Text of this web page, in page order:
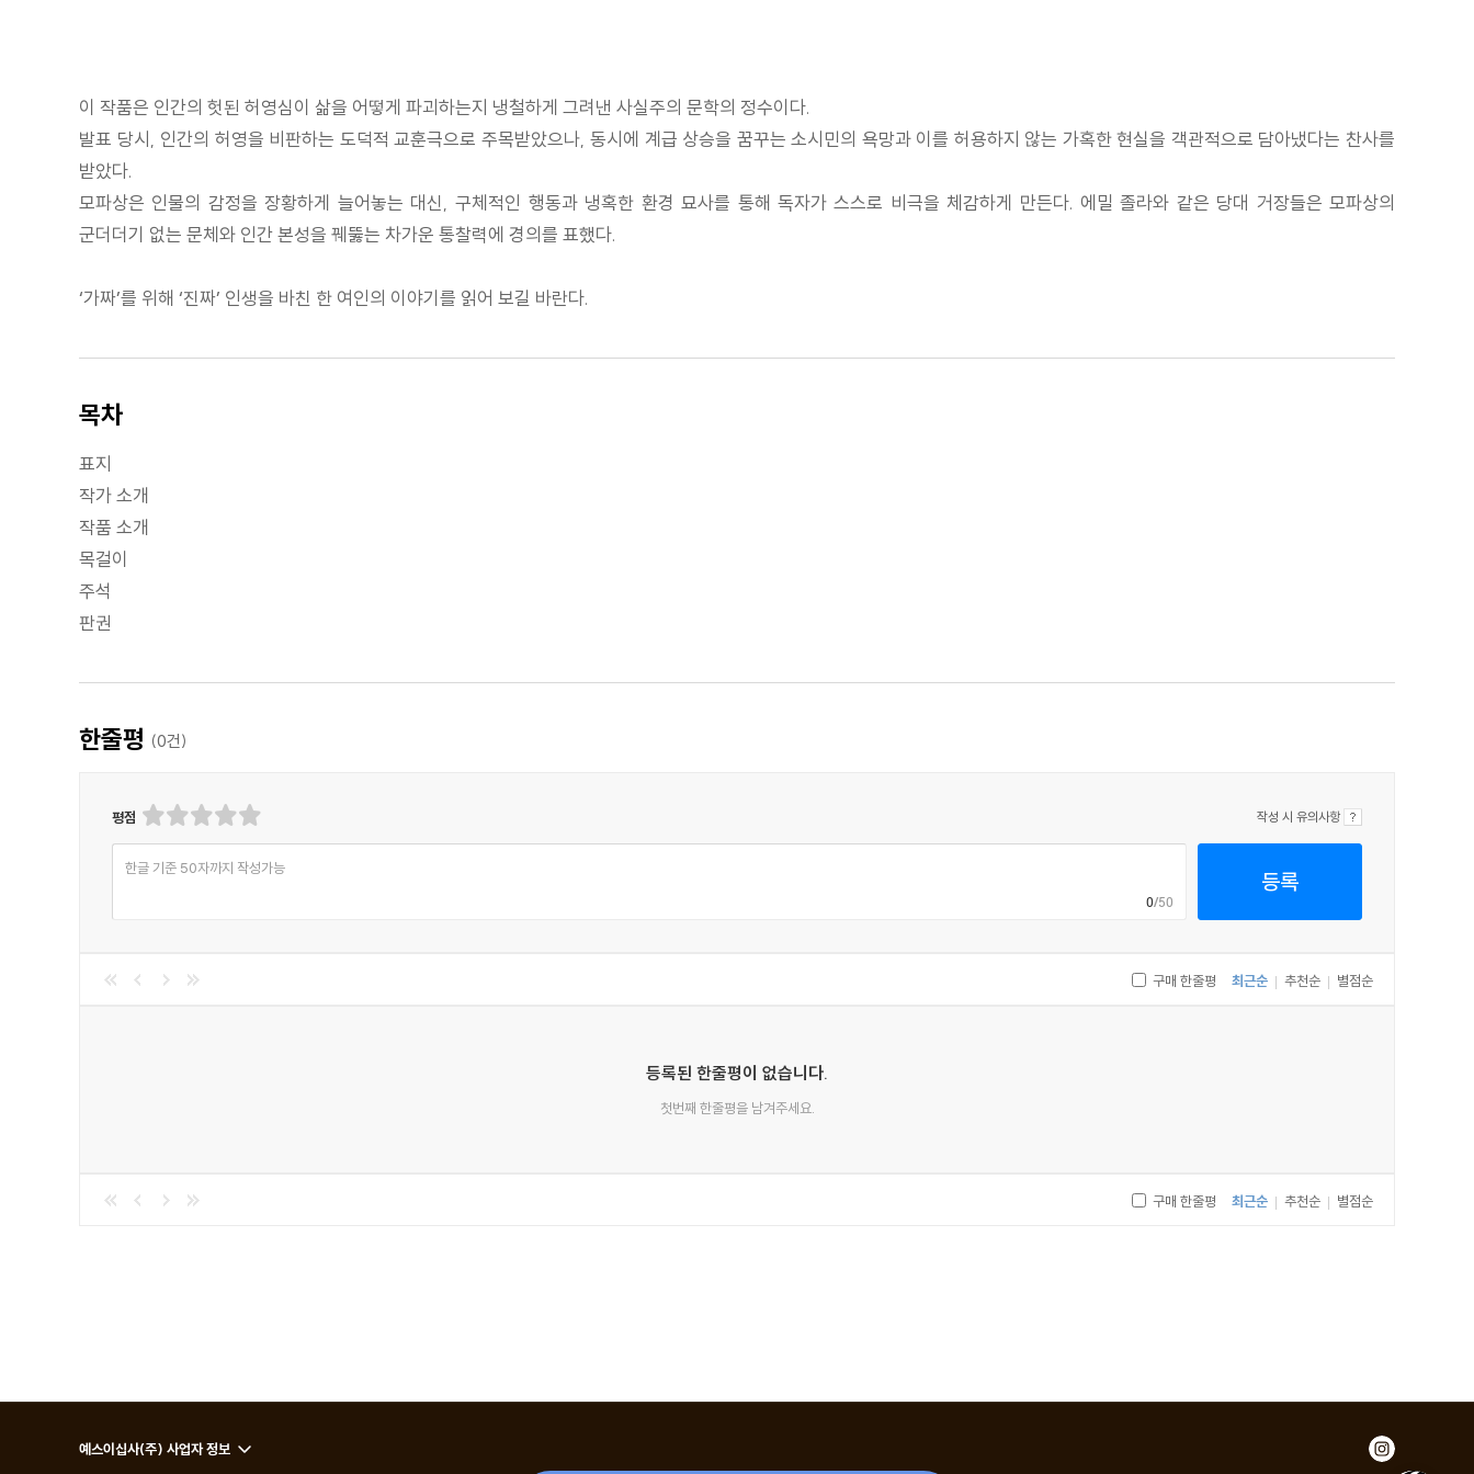
이 작품은 인간의 헛된 허영심이 삶을 어떻게 파괴하는지 냉철하게 그려낸 사실주의 문학의 정수이다.
발표 당시, 인간의 허영을 비판하는 도덕적 교훈극으로 주목받았으나, 동시에 계급 상승을 꿈꾸는 소시민의 욕망과 이를 허용하지 않는 가혹한 현실을 객관적으로 담아냈다는 찬사를
받았다.
모파상은 인물의 감정을 장황하게 늘어놓는 대신, 구체적인 행동과 냉혹한 환경 묘사를 통해 독자가 스스로 비극을 체감하게 만든다. 에밀 졸라와 같은 당대 거장들은 모파상의
군더더기 없는 문체와 인간 본성을 꿰뚫는 차가운 통찰력에 경의를 표했다.
‘가짜’를 위해 ‘진짜’ 인생을 바친 한 여인의 이야기를 읽어 보길 바란다.
목차
표지
작가 소개
작품 소개
목걸이
주석
판권
한줄평 (0건)
평점 작성 시 유의사항
한글 기준 50자까지 작성가능
0/50
등록
구매 한줄평 최근순 | 추천순 | 별점순
등록된 한줄평이 없습니다.
첫번째 한줄평을 남겨주세요.
구매 한줄평 최근순 | 추천순 | 별점순
예스이십사(주) 사업자 정보